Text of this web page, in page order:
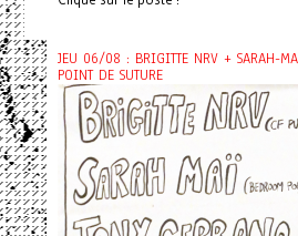
JEU 06/08 : BRIGITTE NRV + SARAH-
POINT DE SUTURE